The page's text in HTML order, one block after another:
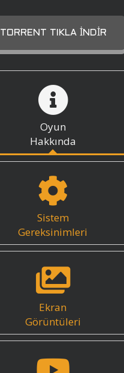
TORRENT TIKLA İNDIR
Oyun
Hakkında
Sistem
Gereksinimleri
Ekran
Görüntüleri